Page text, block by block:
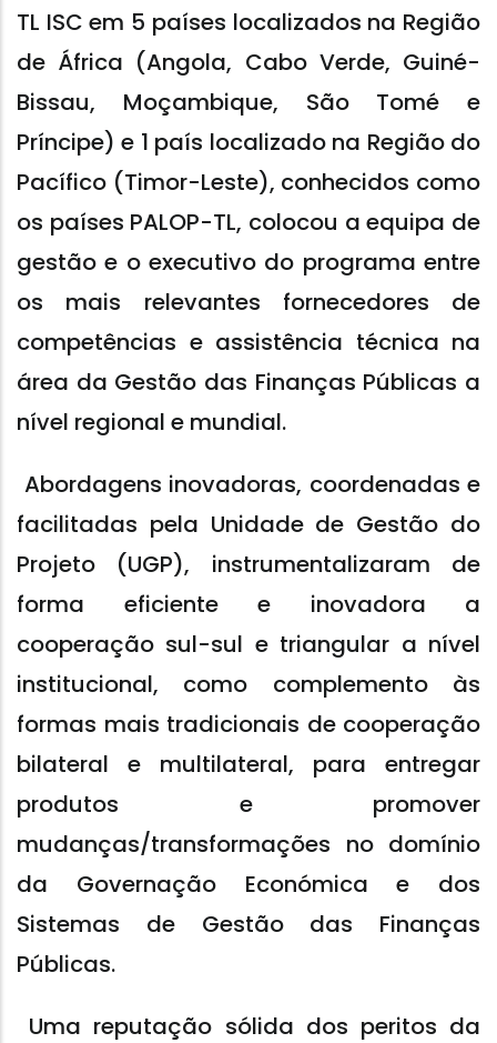
TL ISC em 5 países localizados na Região
de África (Angola, Cabo Verde, Guiné-
Bissau, Moçambique, São Tomé e
Príncipe) e 1 país localizado na Região do
Pacífico (Timor-Leste), conhecidos como
os países PALOP-TL, colocou a equipa de
gestão e o executivo do programa entre
os mais relevantes fornecedores de
competências e assistência técnica na
área da Gestão das Finanças Públicas a
nível regional e mundial.
Abordagens inovadoras, coordenadas e
facilitadas pela Unidade de Gestão do
Projeto (UGP), instrumentalizaram de
forma eficiente e inovadora a
cooperação sul-sul e triangular a nível
institucional, como complemento às
formas mais tradicionais de cooperação
bilateral e multilateral, para entregar
produtos e promover
mudanças/transformações no domínio
da Governação Económica e dos
Sistemas de Gestão das Finanças
Públicas.
Uma reputação sólida dos peritos da